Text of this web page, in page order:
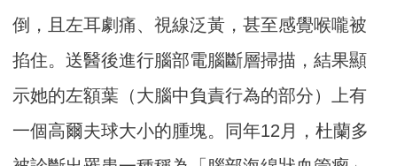
倒，且左耳劇痛、視線泛黃，甚至感覺喉嚨被
掐住。送醫後進行腦部電腦斷層掃描，結果顯
示她的左額葉（大腦中負責行為的部分）上有
一個高爾夫球大小的腫塊。同年12月，杜蘭多